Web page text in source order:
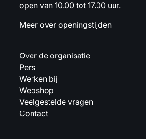
open van 10.00 tot 17.00 uur.
Meer over openingstijden
Over de organisatie
Pers
Werken bij
Webshop
Veelgestelde vragen
Contact